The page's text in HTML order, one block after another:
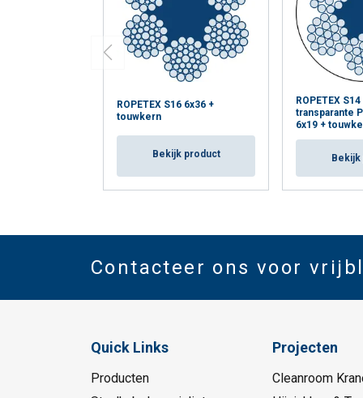
ROPETEX S16 6x36 +
touwkern
Bekijk product
ROPETEX
transparante
6x19 +
Contacteer ons voor
Quick Links
Producten
Projecten
Cleanroom